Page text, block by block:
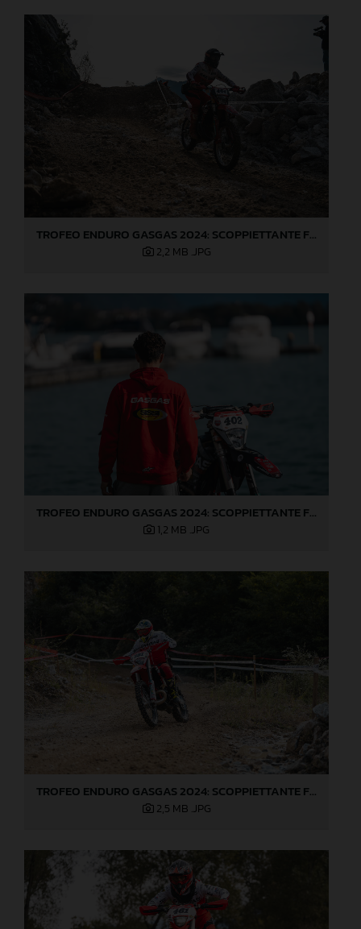
TROFEO ENDURO GASGAS 2024: SCOPPIETTANTE FINALE DI STAGIONE A LOVERE!
2,2 MB .JPG
TROFEO ENDURO GASGAS 2024: SCOPPIETTANTE FINALE DI STAGIONE A LOVERE!
1,2 MB .JPG
TROFEO ENDURO GASGAS 2024: SCOPPIETTANTE FINALE DI STAGIONE A LOVERE!
2,5 MB .JPG